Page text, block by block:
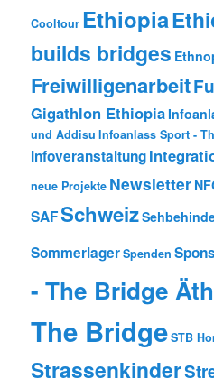
Cooltour Ethiopia
builds bridges
Freiwilligenarbeit
Gigathlon Ethiopia
und Addisu Infoanlass Sport -
Infoveranstaltung
neue Projekte Newsletter
SAFSchweiz
SommerlagerSpenden
- The Bridge
The BridgeSTB
Strassenkinder